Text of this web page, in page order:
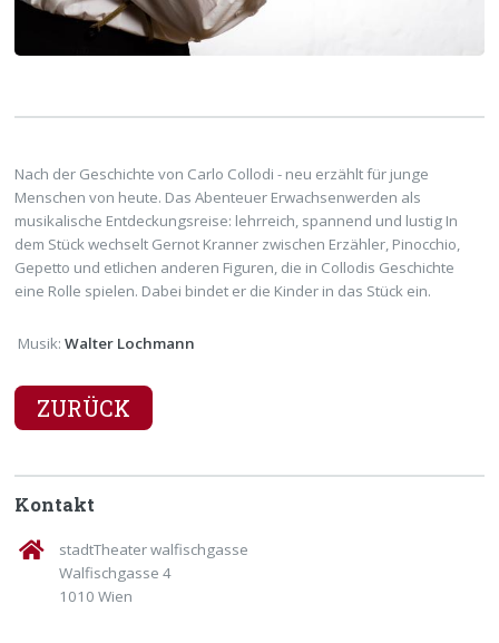
Nach der Geschichte von Carlo Collodi - neu erzählt für junge
Menschen von heute. Das Abenteuer Erwachsenwerden als
musikalische Entdeckungsreise: lehrreich, spannend und lustig In
dem Stück wechselt Gernot Kranner zwischen Erzähler, Pinocchio,
Gepetto und etlichen anderen Figuren, die in Collodis Geschichte
eine Rolle spielen. Dabei bindet er die Kinder in das Stück ein.
Musik:Walter Lochmann
ZURÜCK
Kontakt
stadtTheater walfischgasse
Walfischgasse 4
1010 Wien